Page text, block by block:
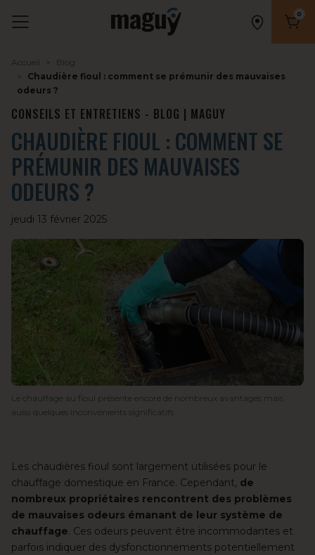
0
Accueil
Blog
Chaudière fioul : comment se prémunir des mauvaises
odeurs ?
CONSEILS ET ENTRETIENS - BLOG | MAGUY
CHAUDIÈRE FIOUL : COMMENT SE
PRÉMUNIR DES MAUVAISES
ODEURS ?
jeudi 13 février 2025
Le chauffage au fioul présente encore de nombreux avantages mais
aussi quelques inconvénients significatifs
Les chaudières fioul sont largement utilisées pour le
chauffage domestique en France. Cependant, de
nombreux propriétaires rencontrent des problèmes
de mauvaises odeurs émanant de leur système de
chauffage. Ces odeurs peuvent être incommodantes et
parfois indiquer des dysfonctionnements potentiellement